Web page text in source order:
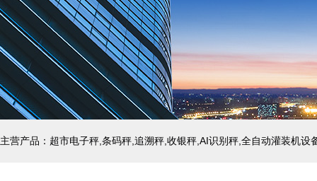
主营产品：超市电子秤,条码秤,追溯秤,收银秤,AI识别秤,全自动灌装机设